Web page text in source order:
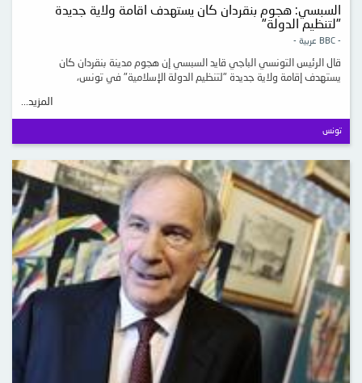
السبسي: هجوم بنقردان كان يستهدف اقامة ولاية جديدة
"لتنظيم الدولة"
- BBC عربية -
قال الرئيس التونسي الباجي قايد السبسي إن هجوم مدينة بنقردان كان
يستهدف إقامة ولاية جديدة "لتنظيم الدولة الإسلامية" في تونس،
المزيد...
تونس